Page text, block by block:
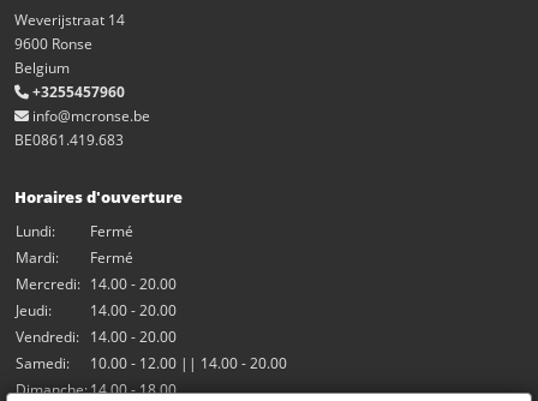
Weverijstraat 14
9600 Ronse
Belgium
+3255457960
info@mcronse.be
BE0861.419.683
Horaires d'ouverture
Lundi:
Fermé
Mardi:
Fermé
Mercredi: 14.00 - 20.00
Jeudi:
14.00 - 20.00
Vendredi: 14.00 - 20.00
Samedi:
10.00 - 12.00 || 14.00 - 20.00
Dimanche:14.00 - 18.00